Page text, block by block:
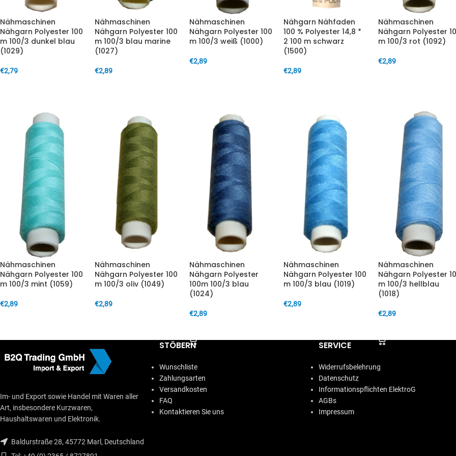
Nähmaschinen
Nähgarn Polyester 100
m 100/3 dunkel blau
(1029)
€2,79
Nähmaschinen
Nähgarn Polyester 100
m 100/3 blau marine
(1027)
€2,89
Nähmaschinen
Nähgarn Polyester 100
m 100/3 weiß (1000)
€2,89
Nähgarn Nähfaden
100 % Polyester 14,8 *
2 100 m schwarz
(1500)
€2,89
Nähmaschinen
Nähgarn Polyester
m 100/3 rot (1092)
€2,89
Nähmaschinen
Nähgarn Polyester 100
m 100/3 mint (1059)
€2,89
Nähmaschinen
Nähgarn Polyester 100
m 100/3 oliv (1049)
€2,89
Nähmaschinen
Nähgarn Polyester
100m 100/3 blau
(1024)
€2,89
Nähmaschinen
Nähgarn Polyester 100
m 100/3 blau (1019)
€2,89
Nähmaschinen
Nähgarn Polyester
m 100/3 hellblau
(1018)
€2,89
Im- und Export sowie Handel mit Waren aller
Art, insbesondere Kurzwaren,
Haushaltswaren und Elektronik.
Baldurstraße 28, 45772 Marl, Deutschland
STÖBERN
Wunschliste
Zahlungsarten
Versandkosten
FAQ
Kontaktieren Sie uns
SERVICE
Widerrufsbelehrung
Datenschutz
Informationspflichten ElektroG
AGBs
Impressum